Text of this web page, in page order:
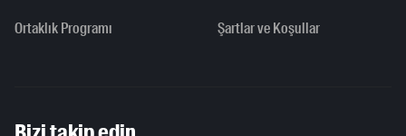
Ortaklık Programı Şartlar ve Koşullar